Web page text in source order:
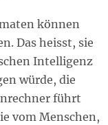
können
Das heisst, sie
Intelligenz
würde, die
führt
vom Menschen,